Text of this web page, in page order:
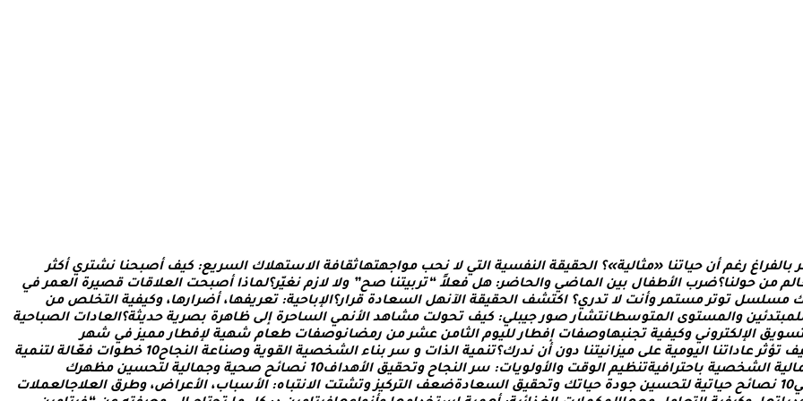
ر بالفراغ رغم أن حياتنا «مثالية»؟ الحقيقة النفسية التي ل نحب مواجهتهاثقافة الستهلك السريع: كيف أصبحنا نشتري أكثر
الم من حولنا؟ضرب الطفال بين الماضي والحاضر: هل فعل “تربيتنا صح” ول لزم نغير؟لماذا أصبحت العلقات قصيرة العمر في
مسلسل توتر مستمر وأنت ل تدري؟ اكتشف الحقيقة النهل السعادة قرار؟الباحية: تعريفها، أضرارها، وكيفية التخلص من
لمبتدئين والمستوى المتوسطانتشار صور جيبلي: كيف تحولت مشاهد النمي الساحرة إلى ظاهرة بصرية حديثة؟العادات الصباحية
سويق اللكتروني وكيفية تجنبهاوصفات إفطار لليوم الثامن عشر من رمضانوصفات طعام شهية لفطار مميز في شهر
يف تؤثر عاداتنا اليومية على ميزانيتنا دون أن ندرك؟تنمية الذات و سر بناء الشخصية القوية وصناعة النجاح 10 خطوات فعالة لتنمية
الية الشخصية باحترافيةتنظيم الوقت والولويات: سر النجاح وتحقيق الهداف 10 نصائح صحية وجمالية لتحسين مظهرك
ي 10 نصائح حياتية لتحسين جودة حياتك وتحقيق السعادةضعف التركيز وتشتت النتباه: السباب، العراض، وطرق العلجالعملت